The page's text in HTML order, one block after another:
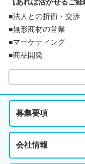
【あれば活かせるご
■法人との折衝・交渉
■無形商材の営業
■マーケティング
■商品開発
募集要項
会社情報